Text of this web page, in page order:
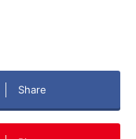
Share